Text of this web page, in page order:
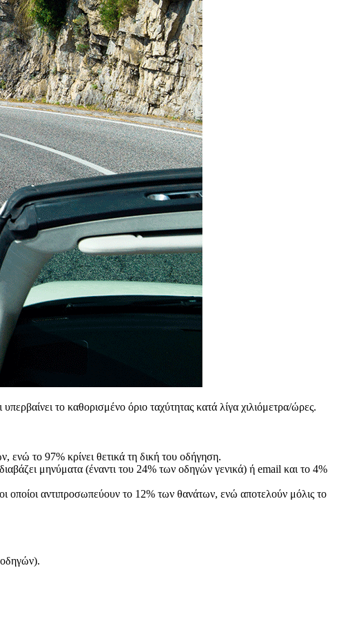
το καθορισμένο όριο ταχύτητας κατά λίγα χιλιόμετρα/ώρες.
το 97% κρίνει θετικά τη δική του οδήγηση.
μηνύματα (έναντι του 24% των οδηγών γενικά) ή email και το 4%
οποίοι αντιπροσωπεύουν το 12% των θανάτων, ενώ αποτελούν μόλις το